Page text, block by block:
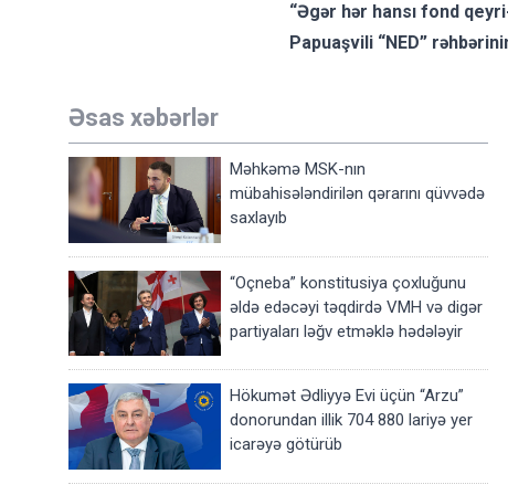
“Əgər hər hansı fond
Papuaşvili “NED”
Əsas xəbərlər
Məhkəmə MSK-nın
mübahisələndirilən qərarını qüvvədə
saxlayıb
“Oçneba” konstitusiya çoxluğunu
əldə edəcəyi təqdirdə VMH və digər
partiyaları ləğv etməklə hədələyir
Hökumət Ədliyyə Evi üçün “Arzu”
donorundan illik 704 880 lariyə yer
icarəyə götürüb